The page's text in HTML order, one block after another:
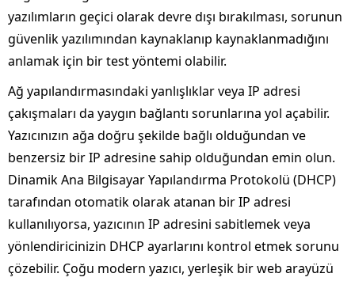
yazılımların geçici olarak devre dışı bırakılması, sorunun
güvenlik yazılımından kaynaklanıp kaynaklanmadığını
anlamak için bir test yöntemi olabilir.
Ağ yapılandırmasındaki yanlışlıklar veya IP adresi
çakışmaları da yaygın bağlantı sorunlarına yol açabilir.
Yazıcınızın ağa doğru şekilde bağlı olduğundan ve
benzersiz bir IP adresine sahip olduğundan emin olun.
Dinamik Ana Bilgisayar Yapılandırma Protokolü (DHCP)
tarafından otomatik olarak atanan bir IP adresi
kullanılıyorsa, yazıcının IP adresini sabitlemek veya
yönlendiricinizin DHCP ayarlarını kontrol etmek sorunu
çözebilir. Çoğu modern yazıcı, yerleşik bir web arayüzü